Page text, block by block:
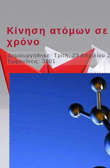
Κίνηση ατόμων σε
χρόνο
Δημιουργήθηκε: Τρίτη, 23 Απριλίου
Εμφανίσεις: 3801